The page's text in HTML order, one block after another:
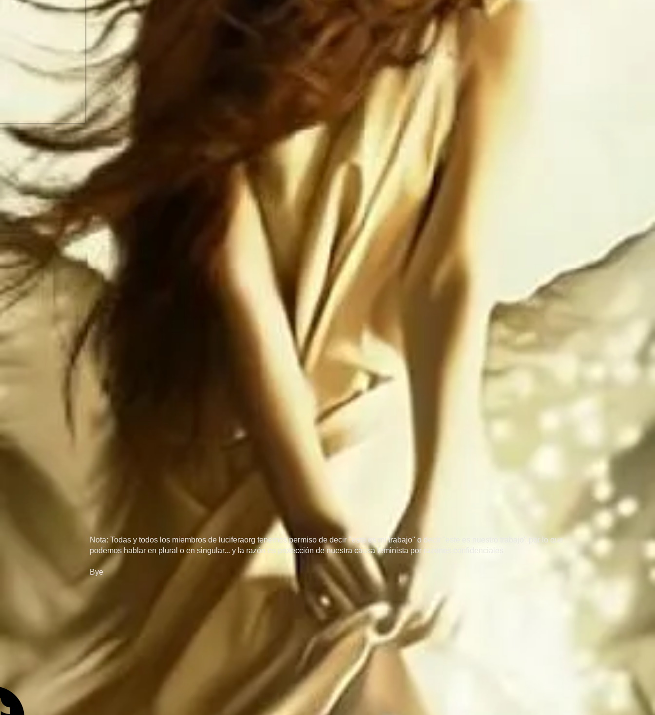
Estados Unidos va a caer, ya está cayendo, y si Estados
Unidos ataca a México, entonces Estados Unidos caerá aún
NO HAY MANERA de que Estados Unidos siga siendo la
primera potencia mundial... y el IMPERIO
ESTADOUNIDENSE no durará ni una fracción de lo que duró
Espero que no nos ataquen, pero si nos atacan los saludo
antes de que sean ANIQUILADOS por SUS propias
construcciones paradójicas que son más grandes de lo que
Atentamente: Satanás
Nota: Todas y todos los miembros de luciferaorg tenemos permiso de decir "este es mi trabajo" o decir "este es nuestro trabajo" por lo que
podemos hablar en plural o en singular... y la razón es protección de nuestra causa feminista por razones confidenciales
Bye